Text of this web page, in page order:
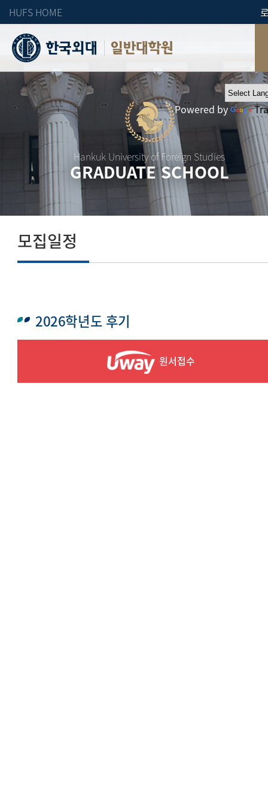
HUFS HOME
일반대학원
Hankuk University of Foreign Studies
GRADUATE SCHOOL
Powered by
모집일정
2026학년도 후기
원서접수